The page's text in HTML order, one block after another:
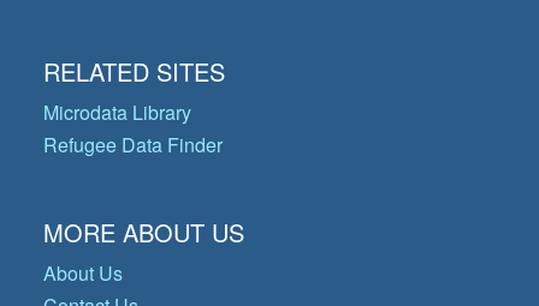
RELATED SITES
Microdata Library
Refugee Data Finder
MORE ABOUT US
About Us